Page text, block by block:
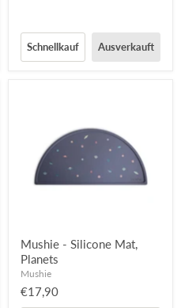
Schnellkauf Ausverkauft
Mushie - Silicone Mat,
Planets
Mushie
€17,90